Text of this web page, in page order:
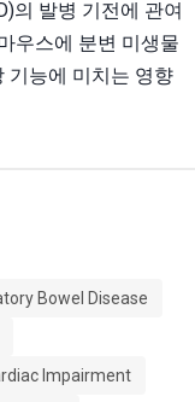
의 발병 기전에 관여
우스에 분변 미생물
기능에 미치는 영향
Bowel Disease
Impairment